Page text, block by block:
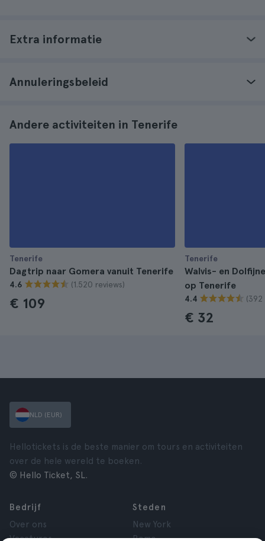
Extra informatie
Annuleringsbeleid
Andere activiteiten in Tenerife
Tenerife
Dagtrip naar Gomera vanuit Tenerife
4.6 (1.520 reviews)
€ 109
Tenerife
Walvis- en
op Tenerife
4.4 (392
€ 32
NLD (EUR)
Hellotickets is de beste manier om tours en activiteiten
over de hele wereld te boeken.
© Hello Ticket, SL.
Bedrijf
Over ons
Vacatures
Steden
New York
Rome